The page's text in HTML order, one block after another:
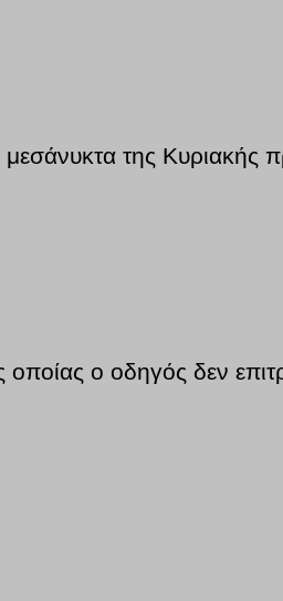
της Κυριακής
οποίας ο οδηγός δεν